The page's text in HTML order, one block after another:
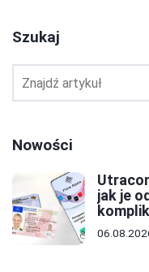
Szukaj
Nowości
jak je